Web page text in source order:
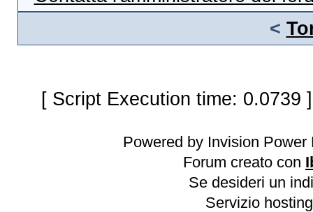
<
[ Script Execution time:
Powered by Invision
Forum creato con
Se desideri un
Servizio